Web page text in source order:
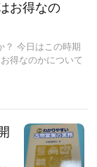
お得なの
？ 今日はこの時期
得なのかについて